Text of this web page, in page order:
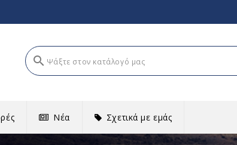
search
Νέα Σχετικά με εμάς